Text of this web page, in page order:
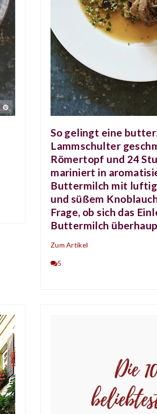
So gelingt eine
Lammschulter
Römertopf und 24
mariniert in
Buttermilch mit
und süßem
Frage, ob sich das
Buttermilch
Zum Artikel
5